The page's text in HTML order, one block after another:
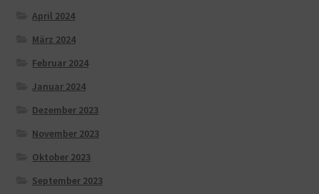
April 2024
März 2024
Februar 2024
Januar 2024
Dezember 2023
November 2023
Oktober 2023
September 2023